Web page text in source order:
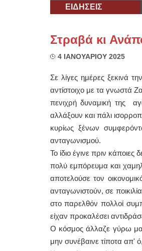
ΕΙΔΗΣΕΙΣ
Στραβά κι
4 ΙΑΝΟΥΑΡΙΟΥ 2025
Σε λίγες ημέρες ξεκινά
αντίστοιχο με τα γνωστά
πενιχρή δυναμική της
αλλάξουν και πάλι
κυρίως ξένων
ανταγωνισμού.
Το ίδιο έγινε πριν
πολύ εμπόρευμα και
αποτελούσε τον
ανταγωνιστούν, σε
στο παρελθόν πολλοί
είχαν προκαλέσει
Ο κόσμος άλλαζε γύρω
μην συνέβαινε τίποτα απ'